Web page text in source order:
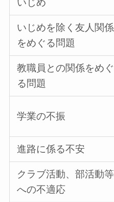
いじめを除く友人関係
をめぐる問題
教職員との関係をめぐ
る問題
学業の不振
進路に係る不安
クラブ活動、部活動等
への不適応